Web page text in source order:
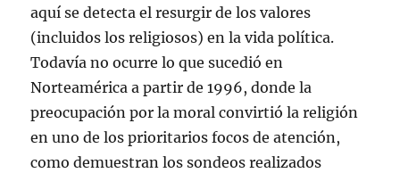
aquí se detecta el resurgir de los valores
(incluidos los religiosos) en la vida política.
Todavía no ocurre lo que sucedió en
Norteamérica a partir de 1996, donde la
preocupación por la moral convirtió la religión
en uno de los prioritarios focos de atención,
como demuestran los sondeos realizados